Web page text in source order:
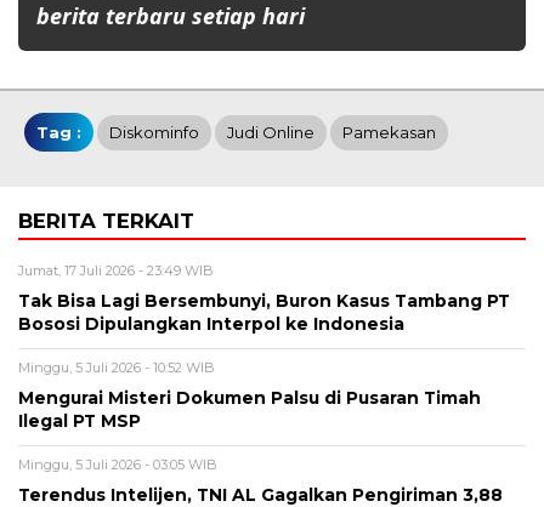
berita terbaru setiap hari
Tag : Diskominfo Judi Online Pamekasan
BERITA TERKAIT
Jumat, 17 Juli 2026 - 23:49 WIB
Tak Bisa Lagi Bersembunyi, Buron Kasus Tambang PT
Bososi Dipulangkan Interpol ke Indonesia
Minggu, 5 Juli 2026 - 10:52 WIB
Mengurai Misteri Dokumen Palsu di Pusaran Timah
Ilegal PT MSP
Minggu, 5 Juli 2026 - 03:05 WIB
Terendus Intelijen, TNI AL Gagalkan Pengiriman 3,88